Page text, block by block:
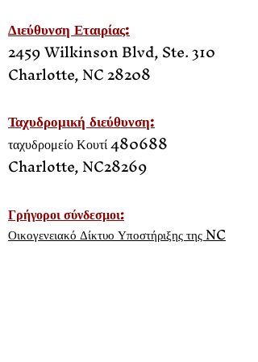
Διεύθυνση Εταιρίας:
2459 Wilkinson Blvd, Ste. 310
Charlotte, NC 28208
Ταχυδρομική διεύθυνση:
ταχυδρομείο Κουτί 480688
Charlotte, NC28269
Γρήγοροι σύνδεσμοι:
Οικογενειακό Δίκτυο Υποστήριξης της NC